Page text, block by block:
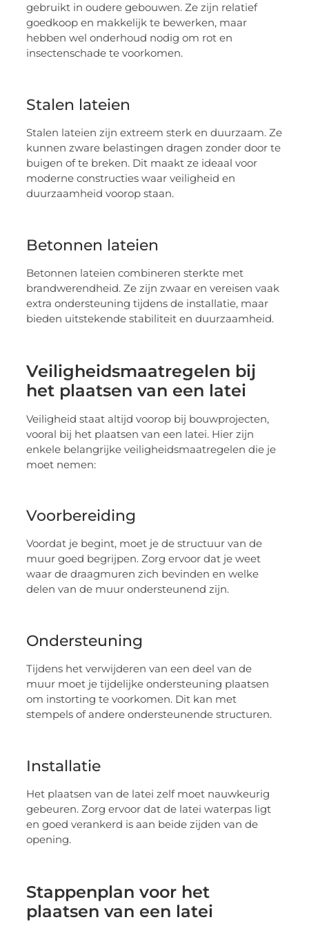
gebruikt in oudere gebouwen. Ze zijn relatief
goedkoop en makkelijk te bewerken, maar
hebben wel onderhoud nodig om rot en
insectenschade te voorkomen.
Stalen lateien
Stalen lateien zijn extreem sterk en duurzaam. Ze
kunnen zware belastingen dragen zonder door te
buigen of te breken. Dit maakt ze ideaal voor
moderne constructies waar veiligheid en
duurzaamheid voorop staan.
Betonnen lateien
Betonnen lateien combineren sterkte met
brandwerendheid. Ze zijn zwaar en vereisen vaak
extra ondersteuning tijdens de installatie, maar
bieden uitstekende stabiliteit en duurzaamheid.
Veiligheidsmaatregelen bij
het plaatsen van een latei
Veiligheid staat altijd voorop bij bouwprojecten,
vooral bij het plaatsen van een latei. Hier zijn
enkele belangrijke veiligheidsmaatregelen die je
moet nemen:
Voorbereiding
Voordat je begint, moet je de structuur van de
muur goed begrijpen. Zorg ervoor dat je weet
waar de draagmuren zich bevinden en welke
delen van de muur ondersteunend zijn.
Ondersteuning
Tijdens het verwijderen van een deel van de
muur moet je tijdelijke ondersteuning plaatsen
om instorting te voorkomen. Dit kan met
stempels of andere ondersteunende structuren.
Installatie
Het plaatsen van de latei zelf moet nauwkeurig
gebeuren. Zorg ervoor dat de latei waterpas ligt
en goed verankerd is aan beide zijden van de
opening.
Stappenplan voor het
plaatsen van een latei